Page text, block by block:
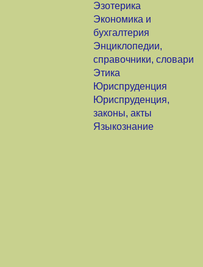
Эзотерика
Экономика и
бухгалтерия
Энциклопедии,
справочники, словари
Этика
Юриспруденция
Юриспруденция,
законы, акты
Языкознание